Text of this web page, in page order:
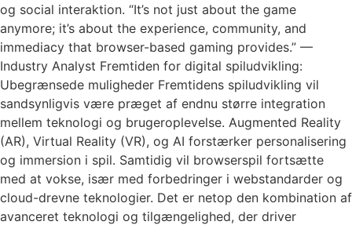
og social interaktion. “It’s not just about the game
anymore; it’s about the experience, community, and
immediacy that browser-based gaming provides.” —
Industry Analyst Fremtiden for digital spiludvikling:
Ubegrænsede muligheder Fremtidens spiludvikling vil
sandsynligvis være præget af endnu større integration
mellem teknologi og brugeroplevelse. Augmented Reality
(AR), Virtual Reality (VR), og AI forstærker personalisering
og immersion i spil. Samtidig vil browserspil fortsætte
med at vokse, især med forbedringer i webstandarder og
cloud-drevne teknologier. Det er netop den kombination af
avanceret teknologi og tilgængelighed, der driver